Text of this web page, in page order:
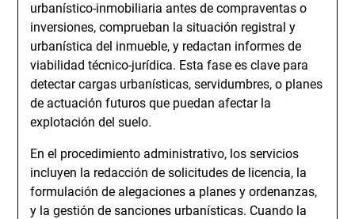
urbanístico-inmobiliaria antes de compraventas o
inversiones, comprueban la situación registral y
urbanística del inmueble, y redactan informes de
viabilidad técnico-jurídica. Esta fase es clave para
detectar cargas urbanísticas, servidumbres, o planes
de actuación futuros que puedan afectar la
explotación del suelo.
En el procedimiento administrativo, los servicios
incluyen la redacción de solicitudes de licencia, la
formulación de alegaciones a planes y ordenanzas,
y la gestión de sanciones urbanísticas. Cuando la